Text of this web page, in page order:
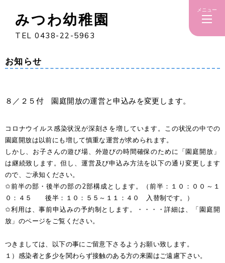
みつわ幼稚園
TEL 0438-22-5963
メニュー
お知らせ
８／２５付 園庭開放の運営と申込みを変更します。
コロナウイルス感染状況が深刻さを増しています。この状況の中での
園庭開放は以前にも増して慎重な運営が求められます。
しかし、お子さんの遊び場、外遊びの時間確保のために「園庭開放」
は継続致します。但し、運営及び申込み方法を以下の通り変更します
ので、ご承知ください。
✩前半の部・後半の部の2部構成とします。（前半：１０：００～１
０：４５ 後半：１０：５５～１１：４０ 入替制です。）
✩利用は、事前申込みの予約制とします。・・・・詳細は、「園庭開
放」のページをご覧ください。
つきましては、以下の事にご留意下さるようお願い致します。
１）感染者と多少を関わらず接触のある方の来園はご遠慮下さい。